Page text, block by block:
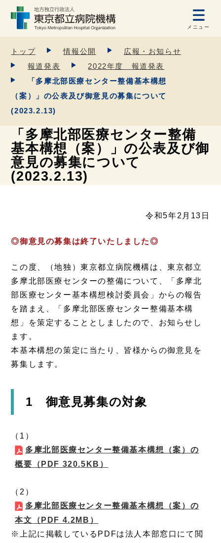
メニュー
トップ 情報公開
広報・お知らせ
報道発表
2022年度 報道発表
「多摩北部医療センター整備基本構想
（案）」の公表及び御意見の募集について
(2023.2.13)
「多摩北部医療センター整備
基本構想（案）」の公表及び御
意見の募集について
(2023.2.13)
令和5年2月13日
◎御意見の募集は終了いたしました◎
この度、（地独）東京都立病院機構は、東京都立
多摩北部医療センターの整備について、「多摩北
部医療センター基本構想検討委員会」からの報告
を踏まえ、「多摩北部医療センター整備基本構
想」を策定することとしましたので、お知らせし
ます。
本基本構想の策定に当たり、皆様からの御意見を
募集します。
1 御意見募集の対象
（1）
多摩北部医療センター整備基本構想（案）の
概要 （PDF 320.5KB）
（2）
多摩北部医療センター整備基本構想（案）の
本文 （PDF 4.2MB）
※上記に掲載しているPDFは法人本部窓口にて閲